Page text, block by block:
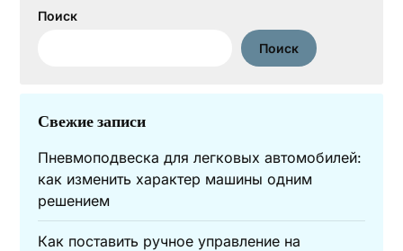
Поиск
Поиск
Свежие записи
Пневмоподвеска для легковых автомобилей:
как изменить характер машины одним
решением
Как поставить ручное управление на